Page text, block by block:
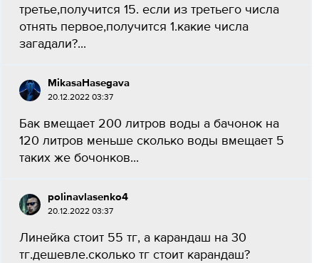
третье,получится 15. если из третьего числа
отнять первое,получится 1.какие числа
загадали?...
MikasaHasegava
20.12.2022 03:37
Бак вмещает 200 литров воды а бачонок на
120 литров меньше сколько воды вмещает 5
таких же бочонков...
polinavlasenko4
20.12.2022 03:37
Линейка стоит 55 тг, а карандаш на 30
тг.дешевле.сколько тг стоит карандаш?